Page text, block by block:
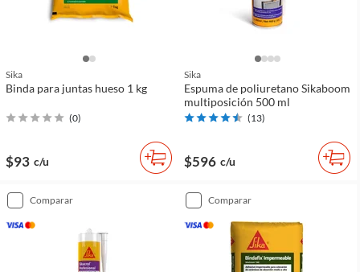
Sika
Binda para juntas hueso 1 kg
(0)
$93 c/u
Sika
Espuma de poliuretano Sikaboom
multiposición 500 ml
(13)
$596 c/u
comparar comparar